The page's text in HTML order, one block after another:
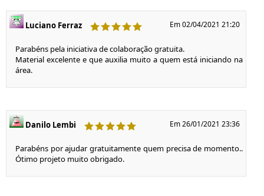
Luciano Ferraz Em 02/04/2021 21:20
Parabéns pela iniciativa de colaboração gratuita.
Material excelente e que auxilia muito a quem está iniciando na
área.
Danilo Lembi Em 26/01/2021 23:36
Parabéns por ajudar gratuitamente quem precisa de momento..
Ótimo projeto muito obrigado.